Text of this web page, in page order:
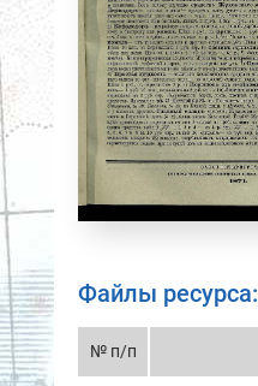
Файлы ресурса:
№ п/п